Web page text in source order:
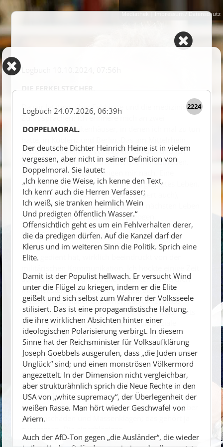
Mediathek|Impressum / Datenschutz
Logbuch24.07.2026, 06:39
DOPPELMORAL.
Der deutsche Dichter Heinrich Heine ist in vielem
vergessen, aber nicht in seiner Definition von
Doppelmoral. Sie lautet:
„Ich kenne die Weise, ich kenne den Text,
Ich kenn’ auch die Herren Verfasser;
Ich weiß, sie tranken heimlich Wein
Und predigten öffentlich Wasser.“
Offensichtlich geht es um ein Fehlverhalten derer,
die da predigen dürfen. Auf die Kanzel darf der
Klerus und im weiteren Sinn die Politik. Sprich eine
Elite.
Damit ist der Populist hellwach. Er versucht Wind
unter die Flügel zu kriegen, indem er die Elite
geißelt und sich selbst zum Wahrer der Volksseele
stilisiert. Das ist eine propagandistische Haltung,
die ihre wirklichen Absichten hinter einer
ideologischen Polarisierung verbirgt. In diesem
Sinne hat der Reichsminister für Volksaufklärung
Joseph Goebbels ausgerufen, dass „die Juden unser
Unglück“ sind; und einen monströsen Völkermord
angezettelt. In der Dimension nicht vergleichbar,
aber strukturähnlich sprich die Neue Rechte in den
USA von „white supremacy“, der Überlegenheit der
weißen Rasse. Man hört wieder Geschwafel von
Ariern.
Auch der AfD-Ton gegen „die Ausländer“, die wieder
2224
DIE FERKELSTECHER.
Da wir letztens über Feldärzte und die medizinische
Zunft sprachen: Ich erinnere mich an zwei
Bundeswehrkrankenhäuser, in denen ich mal zu tun
hatte mich zu einem Vortrag eingeladen und ich
patzte. Jedenfalls war ich nicht mit mir zufrieden.
Solche Fehlleistungen hängen mir nach. Eine
vergeudete Rede, das ist wie ein vergeudetes Leben.
Eben nicht Perlen vor die Säue (passiert auch),
sondern leider nur Runkelrüben. Im nächsten Leben
wird man dafür an den Ohren gezogen.
In Berlin war ich als Zivilist über einen privaten
Belegarzt zu einer kleinen OP und als jemand, der
nicht gedient hat, wirklich beeindruckt von der
auf dem Gang und fand alle Patienten aufgerufen
mit Dienstgrad und Namen. Es gab einen
Unteroffizier Müller und einen Kapitän zur See
Meier. So kommuniziert sich also die Struktur stets
mit. In anderen Organisationen ist die soziale
Struktur zwar auch vorhanden, aber nicht so
präsent; ich begreife erstmals den Sinn der
Uniformen.
Diese seltene manifeste Begegnung mit der
okkulten Struktur fällt mir wieder ein, als ich über
die Anwaltschaft in Berlin informiert werde. Ich
sprach mit einem wirklichen Kenner der Szene über
Massenschäden und Massenklagen; das gehört ja
Rechtsschutzversicherungen spielen dabei ja eine